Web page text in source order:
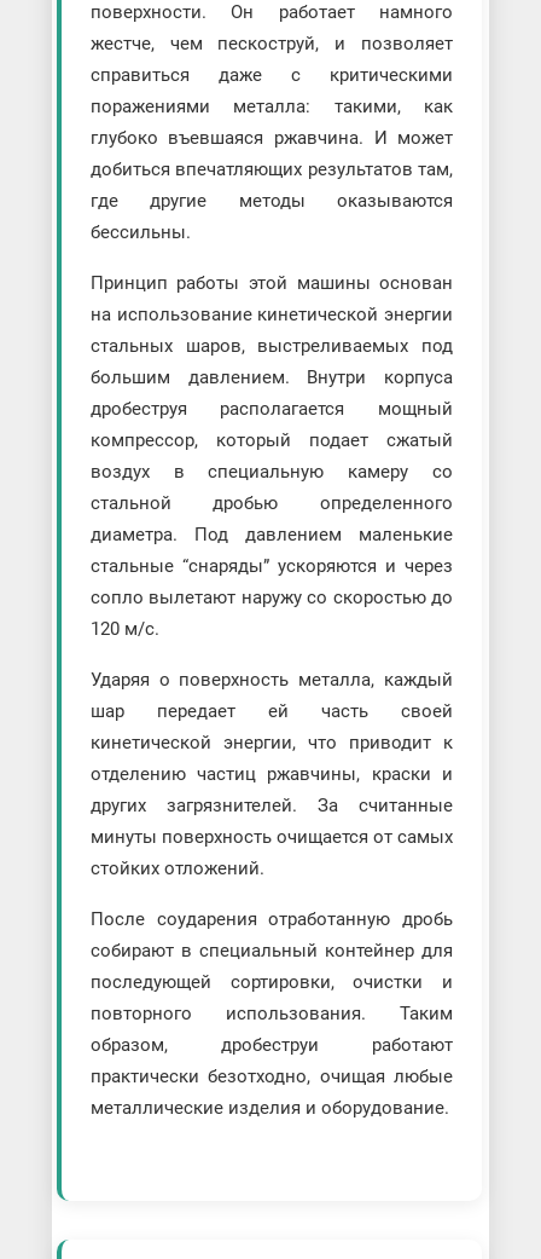
поверхности. Он работает намного
жестче, чем пескоструй, и позволяет
справиться даже с критическими
поражениями металла: такими, как
глубоко въевшаяся ржавчина. И может
добиться впечатляющих результатов там,
где другие методы оказываются
бессильны.
Принцип работы этой машины основан
на использование кинетической энергии
стальных шаров, выстреливаемых под
большим давлением. Внутри корпуса
дробеструя располагается мощный
компрессор, который подает сжатый
воздух в специальную камеру со
стальной дробью определенного
диаметра. Под давлением маленькие
стальные “снаряды” ускоряются и через
сопло вылетают наружу со скоростью до
120 м/с.
Ударяя о поверхность металла, каждый
шар передает ей часть своей
кинетической энергии, что приводит к
отделению частиц ржавчины, краски и
других загрязнителей. За считанные
минуты поверхность очищается от самых
стойких отложений.
После соударения отработанную дробь
собирают в специальный контейнер для
последующей сортировки, очистки и
повторного использования. Таким
образом, дробеструи работают
практически безотходно, очищая любые
металлические изделия и оборудование.